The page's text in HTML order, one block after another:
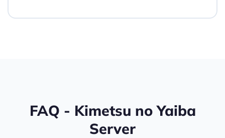
FAQ - Kimetsu no Yaiba
Server